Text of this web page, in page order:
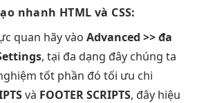
nhanh HTML và CSS:
quan hãy vào Advanced >>đa
, tại đa dạng đây chúng ta
tốtphần đó tối ưu chi
và FOOTER SCRIPTS, đây hiệu